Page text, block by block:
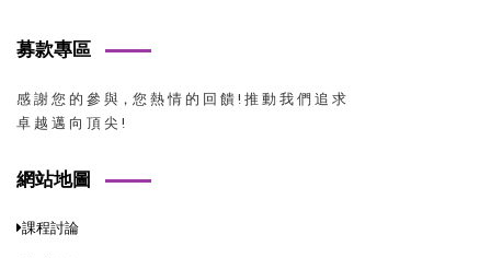
募款專區
感 謝 您 的 參 與，您 熱 情 的 回 饋 ! 推 動 我 們 追 求
卓 越 邁 向 頂 尖 !
網站地圖
課程討論